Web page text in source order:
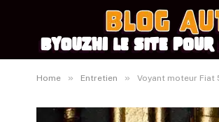
Home » Entretien » Voyant moteur